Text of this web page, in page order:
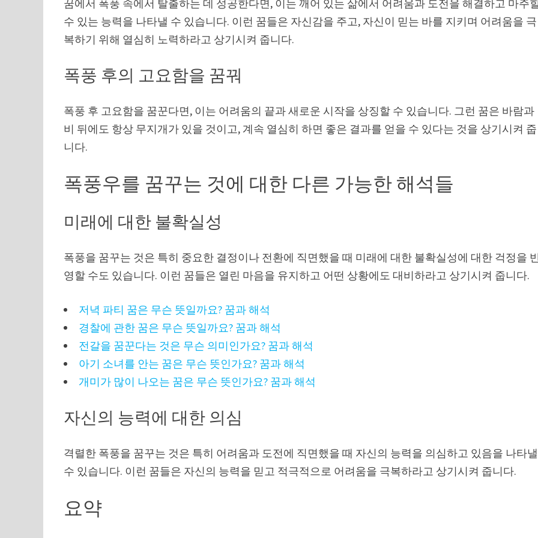
꿈에서 폭풍 속에서 탈출하는 데 성공한다면, 이는 깨어 있는 삶에서 어려움과 도전을 해결하고 마주
수 있는 능력을 나타낼 수 있습니다. 이런 꿈들은 자신감을 주고, 자신이 믿는 바를 지키며 어려움을 극
복하기 위해 열심히 노력하라고 상기시켜 줍니다.
폭풍 후의 고요함을 꿈꿔
폭풍 후 고요함을 꿈꾼다면, 이는 어려움의 끝과 새로운 시작을 상징할 수 있습니다. 그런 꿈은 바람과
비 뒤에도 항상 무지개가 있을 것이고, 계속 열심히 하면 좋은 결과를 얻을 수 있다는 것을 상기시켜 줍
니다.
폭풍우를 꿈꾸는 것에 대한 다른 가능한 해석들
미래에 대한 불확실성
폭풍을 꿈꾸는 것은 특히 중요한 결정이나 전환에 직면했을 때 미래에 대한 불확실성에 대한 걱정을
영할 수도 있습니다. 이런 꿈들은 열린 마음을 유지하고 어떤 상황에도 대비하라고 상기시켜 줍니다.
저녁 파티 꿈은 무슨 뜻일까요? 꿈과 해석
경찰에 관한 꿈은 무슨 뜻일까요? 꿈과 해석
전갈을 꿈꾼다는 것은 무슨 의미인가요? 꿈과 해석
아기 소녀를 안는 꿈은 무슨 뜻인가요? 꿈과 해석
개미가 많이 나오는 꿈은 무슨 뜻인가요? 꿈과 해석
자신의 능력에 대한 의심
격렬한 폭풍을 꿈꾸는 것은 특히 어려움과 도전에 직면했을 때 자신의 능력을 의심하고 있음을 나타낼
수 있습니다. 이런 꿈들은 자신의 능력을 믿고 적극적으로 어려움을 극복하라고 상기시켜 줍니다.
요약